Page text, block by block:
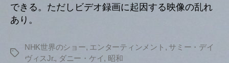
できる。ただしビデオ録画に起因する映像の乱れ
あり。
タ
NHK世界のショー, エンターティンメント , サミー・デイ
ヴィスJr., ダニー・ケイ, 昭和